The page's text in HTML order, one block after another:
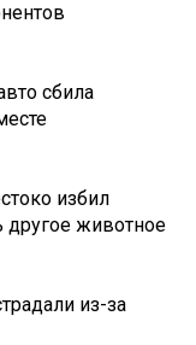
сбила
избил
другое животное
из-за